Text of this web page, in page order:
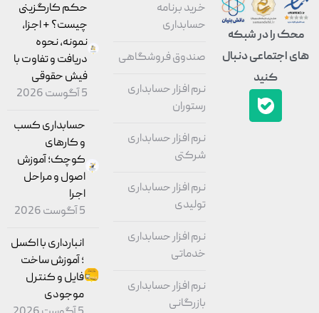
را در شبکه
اجتماعی دنبال
کنید
خرید برنامه
حسابداری
صندوق فروشگاهی
نرم افزار حسابداری
رستوران
نرم افزار حسابداری
شرکتی
نرم افزار حسابداری
تولیدی
نرم افزار حسابداری
خدماتی
نرم افزار حسابداری
بازرگانی
حکم کارگزینی
چیست؟ + اجزا،
نمونه، نحوه
دریافت و تفاوت با
فیش حقوقی
حسابداری کسب
و کارهای
کوچک؛ آموزش
اصول و مراحل
انبارداری با اکسل
؛ آموزش ساخت
فایل و کنترل
موجودی